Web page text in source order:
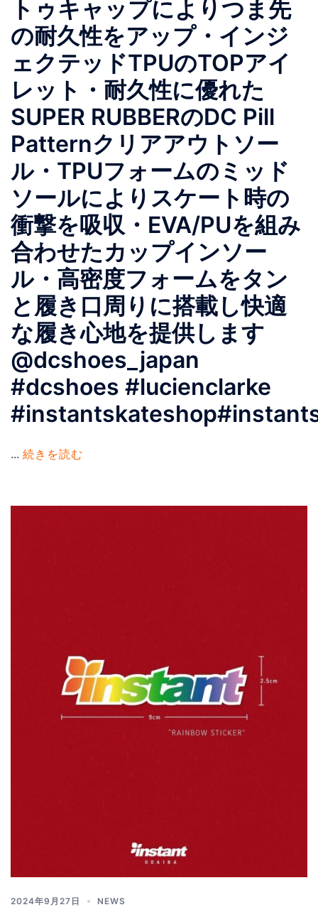
トゥキャップによりつま先
の耐久性をアップ・インジ
ェクテッドTPUのTOPアイ
レット・耐久性に優れた
SUPER RUBBERのDC Pill
Patternクリアアウトソー
ル・TPUフォームのミッド
ソールによりスケート時の
衝撃を吸収・EVA/PUを組み
合わせたカップインソー
ル・高密度フォームをタン
と履き口周りに搭載し快適
な履き心地を提供します
@dcshoes_japan
#dcshoes #lucienclarke
... 続きを読む
2024年9月27日 NEWS